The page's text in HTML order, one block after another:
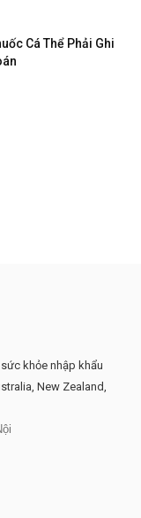
Cá Thể Phải Ghi
khỏe nhập khẩu
New Zealand,